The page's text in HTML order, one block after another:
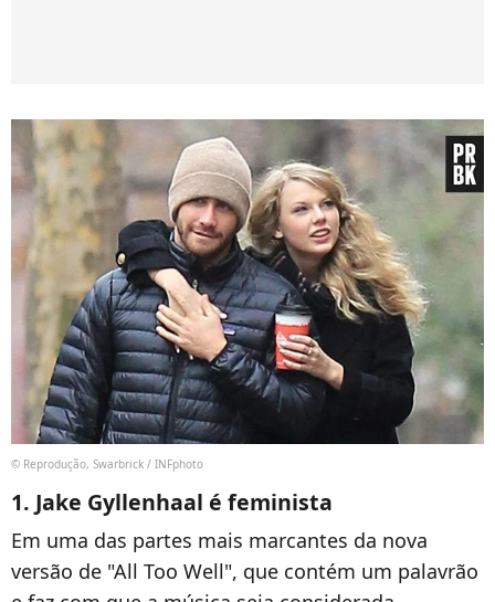
© Reprodução, Swarbrick / INFphoto
1. Jake Gyllenhaal é feminista
Em uma das partes mais marcantes da nova
versão de "All Too Well", que contém um palavrão